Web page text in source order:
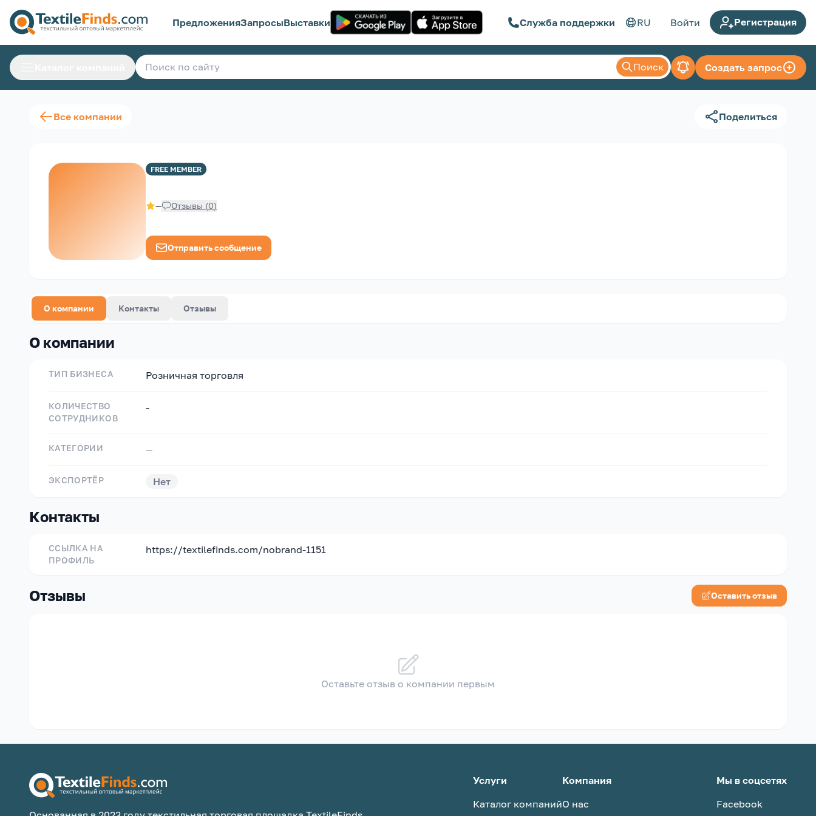
ПредложенияЗапросыВыставки Служба поддержки RU Войти Регистрация
Поиск Создать запрос
Все компании Поделиться
FREE MEMBER
— Отзывы (0)
Отправить сообщение
О компании Контакты Отзывы
О компании
ТИП БИЗНЕСА Розничная торговля
КОЛИЧЕСТВО
СОТРУДНИКОВ
-
КАТЕГОРИИ —
ЭКСПОРТЁР Нет
Контакты
ССЫЛКА НА
ПРОФИЛЬ
https://textilefinds.com/nobrand-1151
Отзывы Оставить отзыв
Оставьте отзыв о компании первым
Услуги
Каталог компаний
Компания
О нас
Мы в соцсетях
Facebook